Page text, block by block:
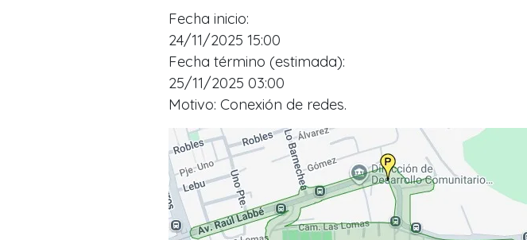
Fecha inicio:
24/11/2025 15:00
Fecha término (estimada):
25/11/2025 03:00
Motivo: Conexión de redes.